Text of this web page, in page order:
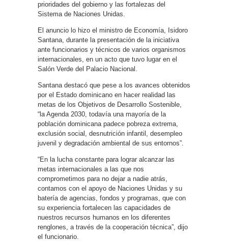
prioridades del gobierno y las fortalezas del
Sistema de Naciones Unidas.
El anuncio lo hizo el ministro de Economía, Isidoro
Santana, durante la presentación de la iniciativa
ante funcionarios y técnicos de varios organismos
internacionales, en un acto que tuvo lugar en el
Salón Verde del Palacio Nacional.
Santana destacó que pese a los avances obtenidos
por el Estado dominicano en hacer realidad las
metas de los Objetivos de Desarrollo Sostenible,
“la Agenda 2030, todavía una mayoría de la
población dominicana padece pobreza extrema,
exclusión social, desnutrición infantil, desempleo
juvenil y degradación ambiental de sus entornos”.
“En la lucha constante para lograr alcanzar las
metas internacionales a las que nos
comprometimos para no dejar a nadie atrás,
contamos con el apoyo de Naciones Unidas y su
batería de agencias, fondos y programas, que con
su experiencia fortalecen las capacidades de
nuestros recursos humanos en los diferentes
renglones, a través de la cooperación técnica”, dijo
el funcionario.